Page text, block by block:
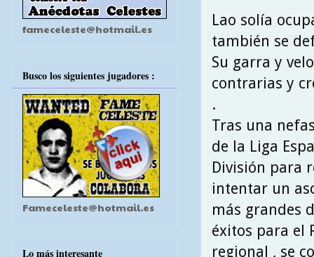
Lao solía
también se
Su garra y
contrarias y
.
Tras una
de la Liga
División para
intentar un
más grandes
éxitos para el
regional , se
fameceleste@hotmail.es
Busco los siguientes jugadores :
Fameceleste@hotmail.es
Lo más interesante